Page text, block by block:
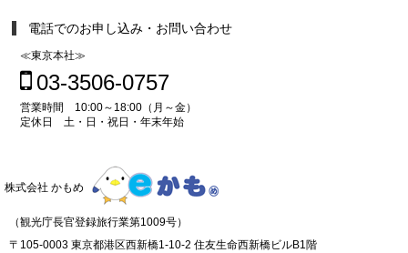
電話でのお申し込み・お問い合わせ
≪東京本社≫
03-3506-0757
営業時間 10:00～18:00（月～金）
定休日 土・日・祝日・年末年始
株式会社 かもめ
（観光庁長官登録旅行業第1009号）
〒105-0003 東京都港区西新橋1-10-2 住友生命西新橋ビルB1階